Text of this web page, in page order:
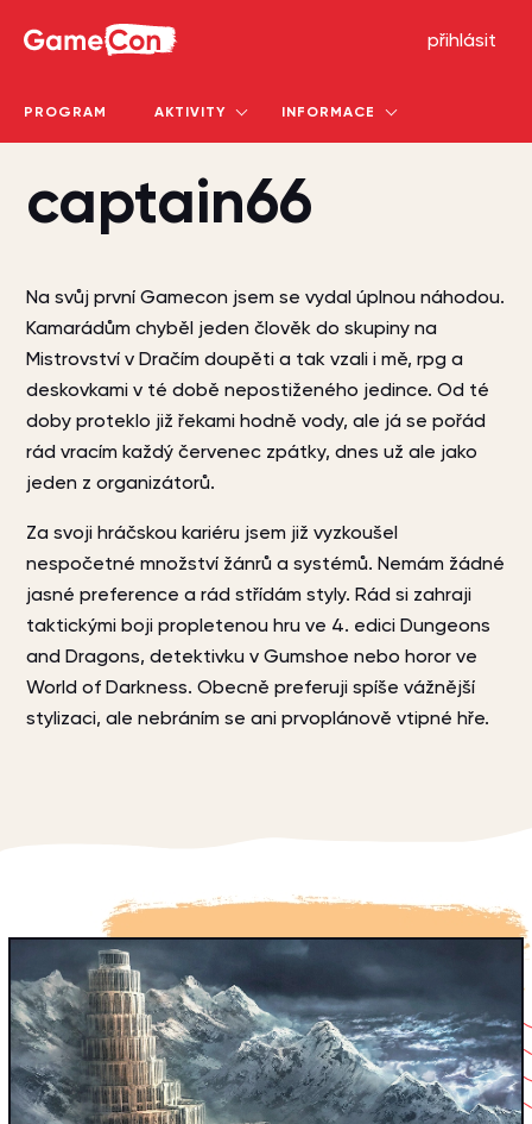
přihlásit
PROGRAM AKTIVITY INFORMACE
captain66
Na svůj první Gamecon jsem se vydal úplnou náhodou.
Kamarádům chyběl jeden člověk do skupiny na
Mistrovství v Dračím doupěti a tak vzali i mě, rpg a
deskovkami v té době nepostiženého jedince. Od té
doby proteklo již řekami hodně vody, ale já se pořád
rád vracím každý červenec zpátky, dnes už ale jako
jeden z organizátorů.
Za svoji hráčskou kariéru jsem již vyzkoušel
nespočetné množství žánrů a systémů. Nemám žádné
jasné preference a rád střídám styly. Rád si zahraji
taktickými boji propletenou hru ve 4. edici Dungeons
and Dragons, detektivku v Gumshoe nebo horor ve
World of Darkness. Obecně preferuji spíše vážnější
stylizaci, ale nebráním se ani prvoplánově vtipné hře.